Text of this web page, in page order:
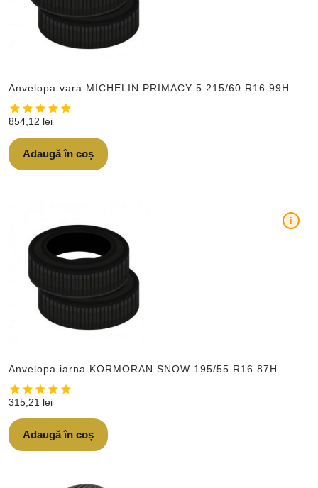
Anvelopa vara MICHELIN PRIMACY 5 215/60 R16 99H
854,12 lei
Adaugă în coș
Anvelopa iarna KORMORAN SNOW 195/55 R16 87H
i
315,21 lei
Adaugă în coș